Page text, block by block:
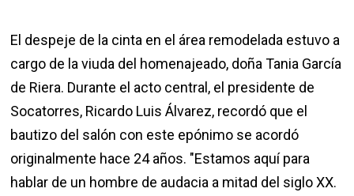
El despeje de la cinta en el área remodelada estuvo a
cargo de la viuda del homenajeado, doña Tania García
de Riera. Durante el acto central, el presidente de
Socatorres, Ricardo Luis Álvarez, recordó que el
bautizo del salón con este epónimo se acordó
originalmente hace 24 años. "Estamos aquí para
hablar de un hombre de audacia a mitad del siglo XX.